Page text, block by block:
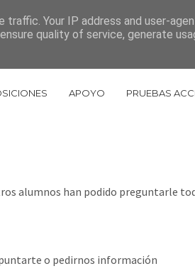
967 522 448 653 998
APOYO PRUEBAS
alumnos han podido preguntarle
o pedirnos información
Your IP address and user-
quality of service, generate